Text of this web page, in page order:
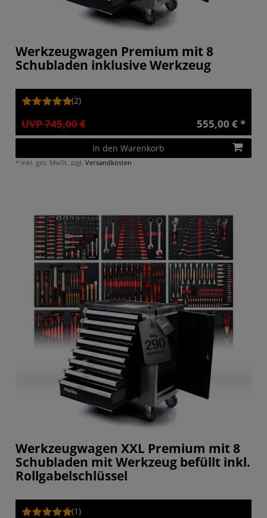
Werkzeugwagen Premium mit 8
Schubladen inklusive Werkzeug
(2)
UVP 745,00 € 555,00 € *
In den Warenkorb
* inkl. ges. MwSt. zzgl.Versandkosten
Werkzeugwagen XXL Premium mit 8
Schubladen mit Werkzeug befüllt inkl.
Rollgabelschlüssel
(1)